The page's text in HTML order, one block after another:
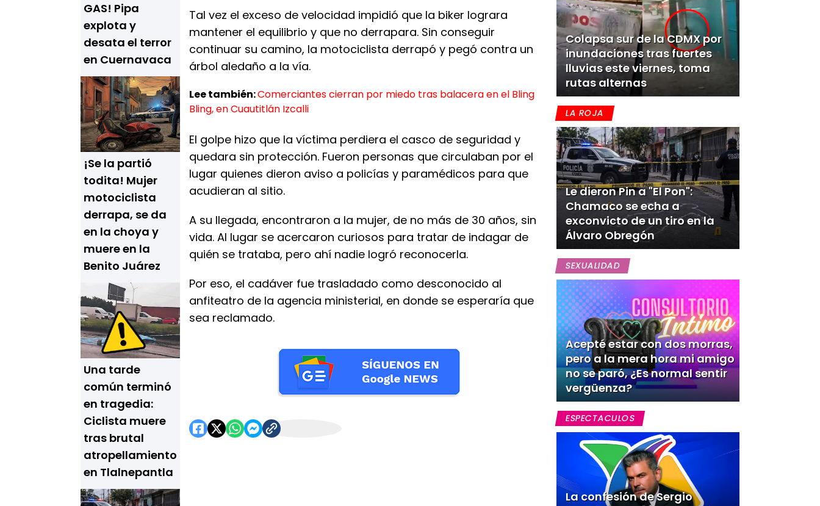
GAS! Pipa
explota y
desata el terror
en Cuernavaca
¡Se la partió
todita! Mujer
motociclista
derrapa, se da
en la choya y
muere en la
Benito Juárez
Una tarde
común terminó
en tragedia:
Ciclista muere
tras brutal
atropellamiento
en Tlalnepantla
Tal vez el exceso de velocidad impidió que la biker lograra
mantener el equilibrio y que no derrapara. Sin conseguir
continuar su camino, la motociclista derrapó y pegó contra un
árbol aledaño a la vía.
Lee también:Comerciantes cierran por miedo tras balacera en el Bling
Bling, en Cuautitlán Izcalli
El golpe hizo que la víctima perdiera el casco de seguridad y
quedara sin protección. Fueron personas que circulaban por el
lugar quienes dieron aviso a policías y paramédicos para que
acudieran al sitio.
A su llegada, encontraron a la mujer, de no más de 30 años, sin
vida. Al lugar se acercaron curiosos para tratar de indagar de
quién se trataba, pero ahí nadie logró reconocerla.
Por eso, el cadáver fue trasladado como desconocido al
anfiteatro de la agencia ministerial, en donde se esperaría que
sea reclamado.
Colapsa sur de la CDMX por
inundaciones tras fuertes
lluvias este viernes, toma
rutas alternas
LA ROJA
Le dieron Pin a "El Pon":
Chamaco se echa a
exconvicto de un tiro en la
Álvaro Obregón
SEXUALIDAD
Acepté estar con dos morras,
pero a la mera hora mi amigo
no se paró, ¿Es normal sentir
vergüenza?
ESPECTACULOS
La confesión de Sergio